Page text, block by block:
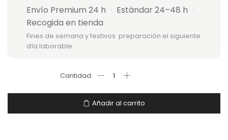
Envío Premium 24 h · Estándar 24–48 h ·
Recogida en tienda
Fines de semana y festivos: preparación el siguiente
día laborable.
Añadir al carrito